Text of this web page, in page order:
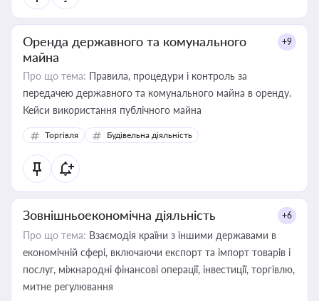
Оренда державного та комунального
майна
+9
Про що тема: Правила, процедури і контроль за
передачею державного та комунального майна в оренду.
Кейси використання публічного майна
Торгівля Будівельна діяльність
Зовнішньоекономічна діяльність +6
Про що тема: Взаємодія країни з іншими державами в
економічній сфері, включаючи експорт та імпорт товарів і
послуг, міжнародні фінансові операції, інвестиції, торгівлю,
митне регулювання